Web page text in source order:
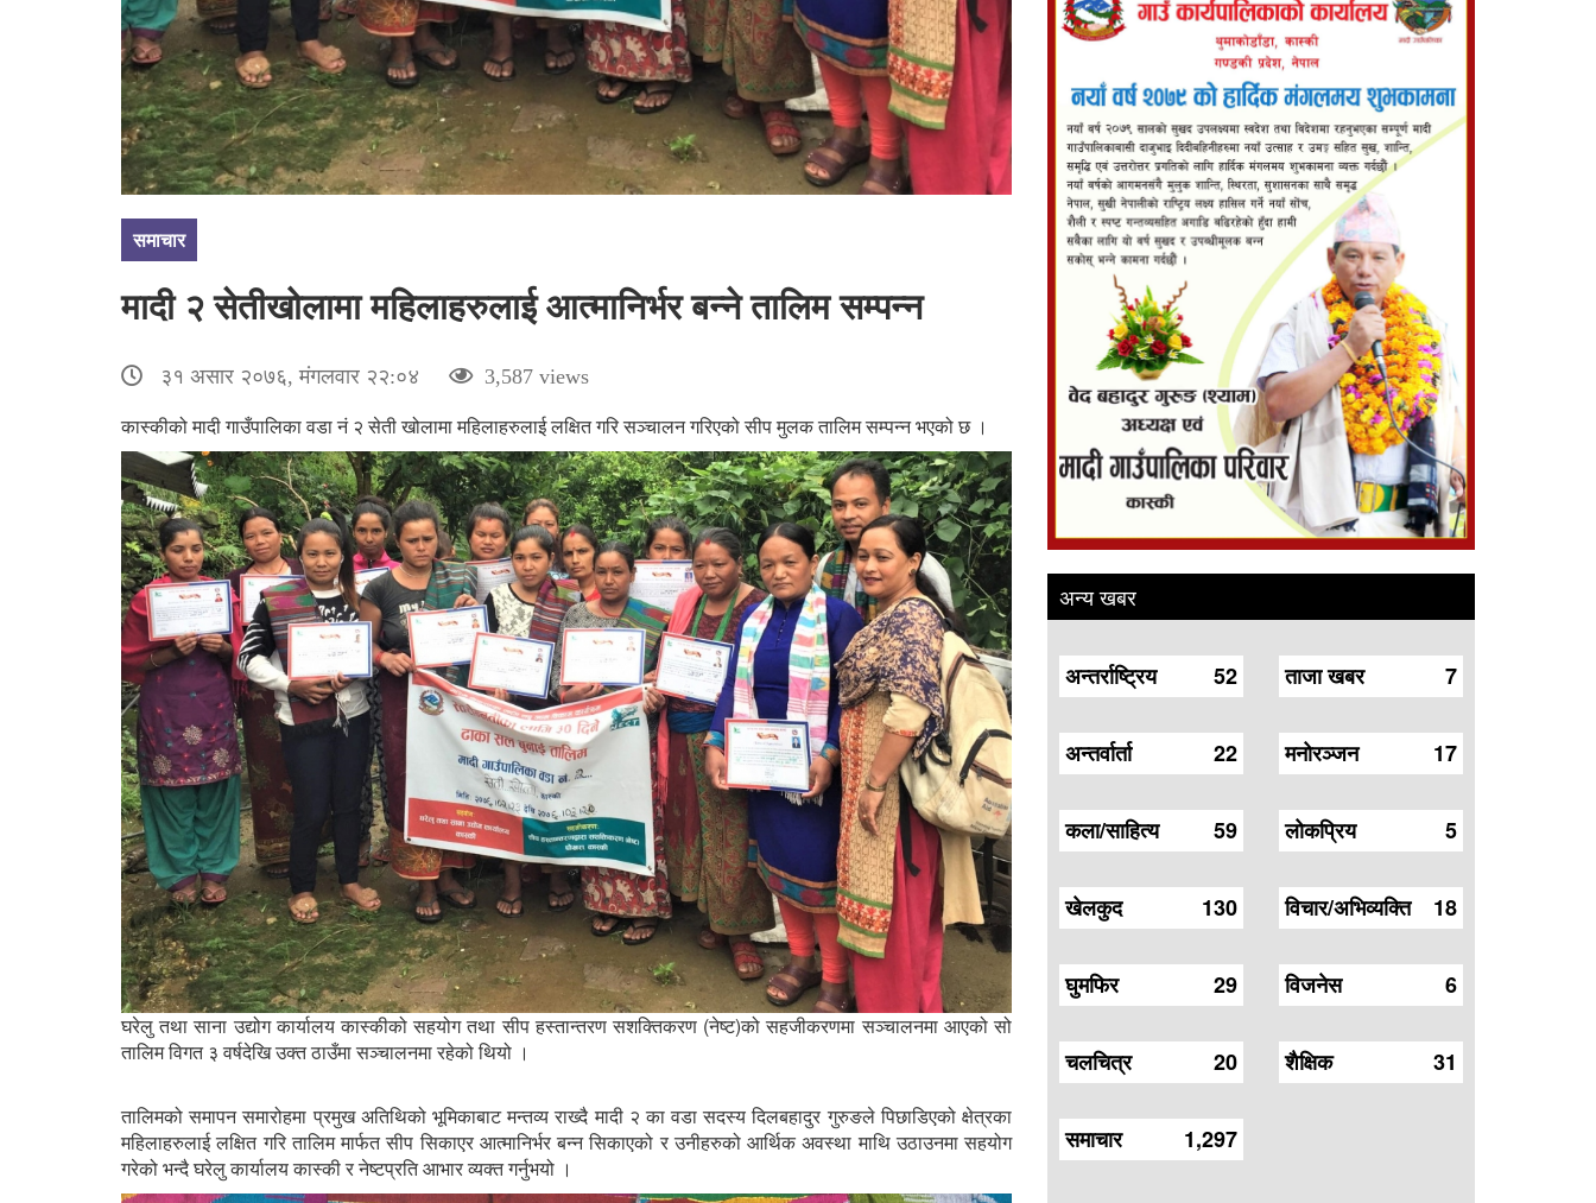
समाचार
मादी २ सेतीखोलामा महिलाहरुलाई आत्मानिर्भर बन्ने तालिम सम्पन्न
३१ असार २०७६, मंगलवार २२:०४ 3,587 views
कास्कीको मादी गाउँपालिका वडा नं २ सेती खोलामा महिलाहरुलाई लक्षित गरि सञ्चालन गरिएको सीप मुलक तालिम सम्पन्न भएको छ ।
घरेलु तथा साना उद्योग कार्यालय कास्कीको सहयोग तथा सीप हस्तान्तरण सशक्तिकरण (नेष्ट)को सहजीकरणमा सञ्चालनमा आएको सो
तालिम विगत ३ वर्षदेखि उक्त ठाउँमा सञ्चालनमा रहेको थियो ।
तालिमको समापन समारोहमा प्रमुख अतिथिको भूमिकाबाट मन्तव्य राख्दै मादी २ का वडा सदस्य दिलबहादुर गुरुङले पिछाडिएको क्षेत्रका
महिलाहरुलाई लक्षित गरि तालिम मार्फत सीप सिकाएर आत्मानिर्भर बन्न सिकाएको र उनीहरुको आर्थिक अवस्था माथि उठाउनमा सहयोग
गरेको भन्दै घरेलु कार्यालय कास्की र नेष्टप्रति आभार व्यक्त गर्नुभयो ।
अन्य खबर
52
अन्तर्राष्ट्रिय
22
अन्तर्वार्ता
59
कला/साहित्य
130
खेलकुद
29
घुमफिर
20
चलचित्र
7
ताजा खबर
17
मनोरञ्जन
5
लोकप्रिय
18
विचार/अभिव्यक्ति
6
विजनेस
31
शैक्षिक
1,297
समाचार